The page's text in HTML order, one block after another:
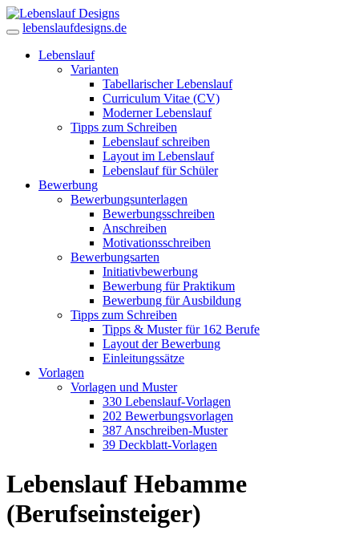
lebenslaufdesigns.de
Lebenslauf
Varianten
Tabellarischer Lebenslauf
Curriculum Vitae (CV)
Moderner Lebenslauf
Tipps zum Schreiben
Lebenslauf schreiben
Layout im Lebenslauf
Lebenslauf für Schüler
Bewerbung
Bewerbungsunterlagen
Bewerbungsschreiben
Anschreiben
Motivationsschreiben
Bewerbungsarten
Initiativbewerbung
Bewerbung für Praktikum
Bewerbung für Ausbildung
Tipps zum Schreiben
Tipps & Muster für 162 Berufe
Layout der Bewerbung
Einleitungssätze
Vorlagen
Vorlagen und Muster
330 Lebenslauf-Vorlagen
202 Bewerbungsvorlagen
387 Anschreiben-Muster
39 Deckblatt-Vorlagen
Lebenslauf Hebamme
(Berufseinsteiger)